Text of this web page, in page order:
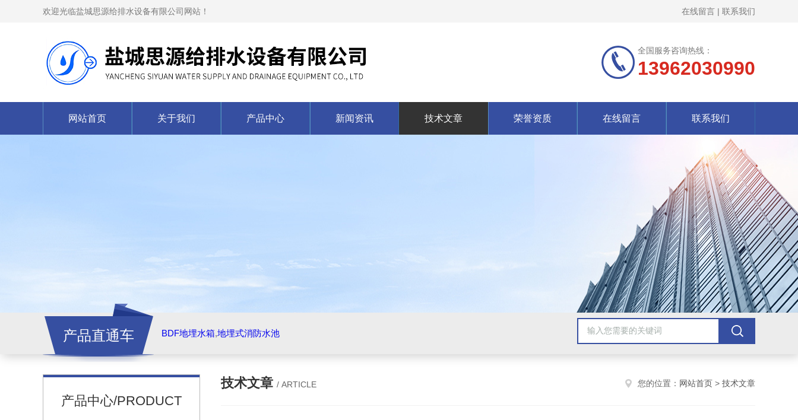
欢迎光临盐城思源给排水设备有限公司网站！ 在线留言 | 联系我们
全国服务咨询热线：
13962030990
网站首页 关于我们 产品中心 新闻资讯 技术文章 荣誉资质 在线留言 联系我们
产品直通车 BDF地埋水箱,地埋式消防水池
产品中心/PRODUCT
技术文章 / ARTICLE 您的位置： 网站首页 > 技术文章